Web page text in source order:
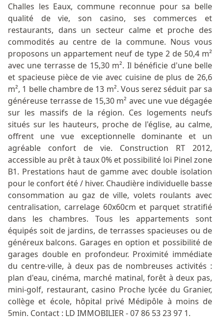
Challes les Eaux, commune reconnue pour sa belle
qualité de vie, son casino, ses commerces et
restaurants, dans un secteur calme et proche des
commodités au centre de la commune. Nous vous
proposons un appartement neuf de type 2 de 50,4 m²
avec une terrasse de 15,30 m². Il bénéficie d'une belle
et spacieuse pièce de vie avec cuisine de plus de 26,6
m², 1 belle chambre de 13 m². Vous serez séduit par sa
généreuse terrasse de 15,30 m² avec une vue dégagée
sur les massifs de la région. Ces logements neufs
situés sur les hauteurs, proche de l'église, au calme,
offrent une vue exceptionnelle dominante et un
agréable confort de vie. Construction RT 2012,
accessible au prêt à taux 0% et possibilité loi Pinel zone
B1. Prestations haut de gamme avec double isolation
pour le confort été / hiver. Chaudière individuelle basse
consommation au gaz de ville, volets roulants avec
centralisation, carrelage 60x60cm et parquet stratifié
dans les chambres. Tous les appartements sont
équipés soit de jardins, de terrasses spacieuses ou de
généreux balcons. Garages en option et possibilité de
garages double en profondeur. Proximité immédiate
du centre-ville, à deux pas de nombreuses activités :
plan d'eau, cinéma, marché matinal, forêt à deux pas,
mini-golf, restaurant, casino Proche lycée du Granier,
collège et école, hôpital privé Médipôle à moins de
5min. Contact : LD IMMOBILIER - 07 86 53 23 97 1.